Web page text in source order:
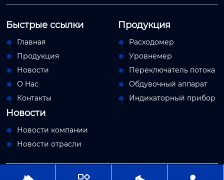
Быстрые ссылки
 Главная
 Продукция
 Новости
 О Hас
 Контакты
Продукция
 Расходомер
 Уровнемер
 Переключатель потока
 Обдувочный аппарат
 Индикаторный прибор
Новости
 Новости компании
 Новости отрасли